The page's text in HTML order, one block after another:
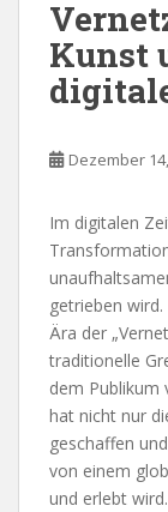
Kunst
Dezember
Im digitalen
getrieben
Ära der
traditionelle
dem Publikum
hat nicht nur
geschaffen
von einem
und erlebt